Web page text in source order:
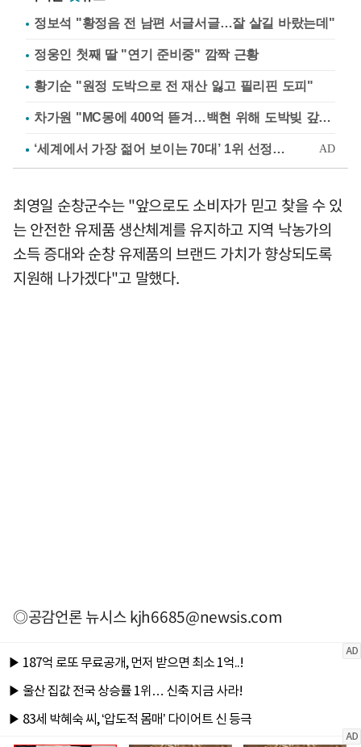
정보석 "황정음 전 남편 서글서글…잘 살길 바랐는데"
정웅인 첫째 딸 "연기 준비중" 깜짝 근황
황기순 "원정 도박으로 전 재산 잃고 필리핀 도피"
차가원 "MC몽에 400억 뜯겨…백현 위해 도박빚 갚아줘"
최영일 순창군수는 "앞으로도 소비자가 믿고 찾을 수 있
는 안전한 유제품 생산체계를 유지하고 지역 낙농가의
소득 증대와 순창 유제품의 브랜드 가치가 향상되도록
지원해 나가겠다"고 말했다.
◎공감언론 뉴시스kjh6685@newsis.com